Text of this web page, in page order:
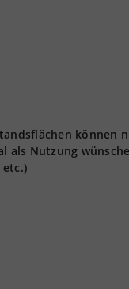
können
als Nutzung